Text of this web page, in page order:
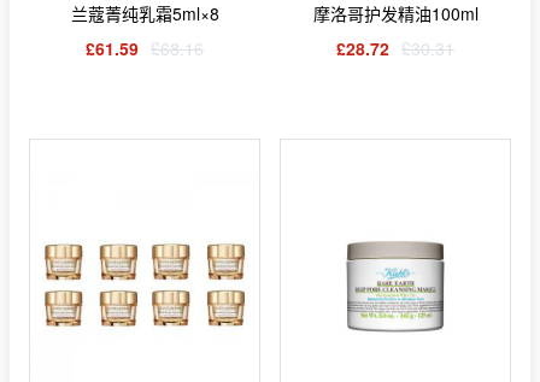
兰蔻菁纯乳霜5ml×8
£61.59 £68.16
摩洛哥护发精油100ml
£28.72 £30.31